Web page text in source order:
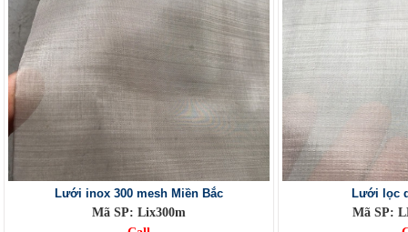
Lưới inox 300 mesh Miền Bắc
Mã SP: Lix300m
Lưới lọc
Mã SP: